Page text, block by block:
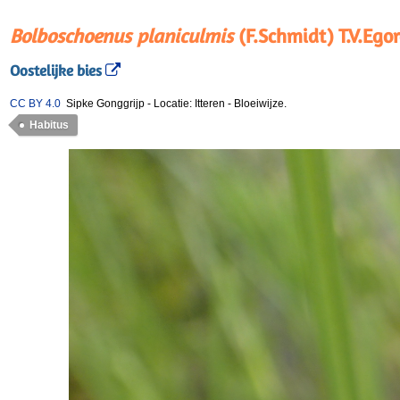
Bolboschoenus planiculmis(F.Schmidt)
Oostelijke bies
CC BY 4.0 Sipke Gonggrijp - Locatie: Itteren - Bloeiwijze.
Habitus